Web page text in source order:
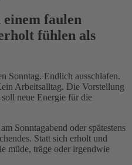
faulen
fühlen als
Sonntag. Endlich ausschlafen.
Arbeitsalltag. Die Vorstellung
neue Energie für die
Sonntagabend oder spätestens
Statt sich erholt und
müde, träge oder irgendwie